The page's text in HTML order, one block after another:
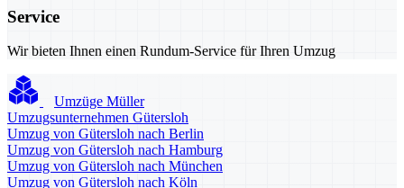
Service
Wir bieten Ihnen einen Rundum-Service für Ihren Umzug
Umzüge Müller
Umzugsunternehmen Gütersloh
Umzug von Gütersloh nach Berlin
Umzug von Gütersloh nach Hamburg
Umzug von Gütersloh nach München
Umzug von Gütersloh nach Köln